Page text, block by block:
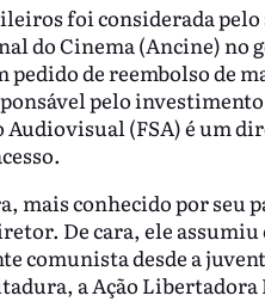
foi considerada
do Cinema (Ancine)
de reembolso de
pelo investimento
(FSA) é um
mais conhecido por seu
De cara, ele
desde a
a Ação